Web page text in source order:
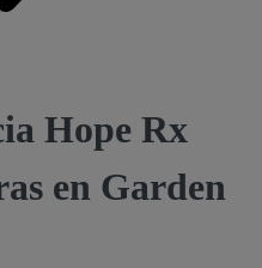
Hope Rx
en Garden